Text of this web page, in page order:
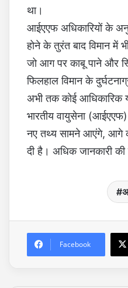
था।
आईएएफ अधिकारियों के
होने के तुरंत बाद विमान में
जो आग पर काबू पाने और
फिलहाल विमान के
अभी तक कोई आधिकारिक
भारतीय वायुसेना
नए तथ्य सामने आएंगे, आगे
दी है। अधिक जानकारी की
Facebook